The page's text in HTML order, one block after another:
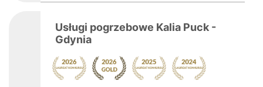
Usługi pogrzebowe Kalia Puck -
Gdynia